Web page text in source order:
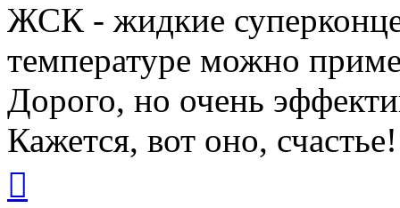
ЖСК - жидкие
температуре можно
Дорого, но очень
Кажется, вот оно,
началу